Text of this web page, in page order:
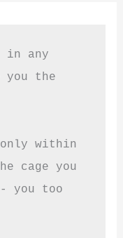
in any
you the
within
cage you
you too